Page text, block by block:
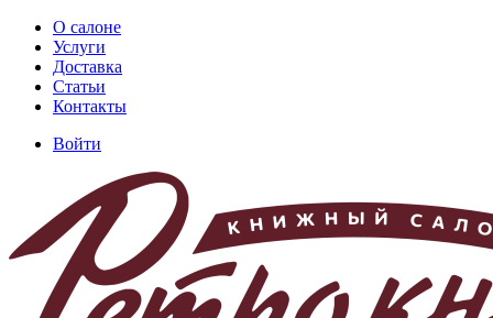
Перейти
основному
содержанию
Основная
навигация
О салоне
Услуги
Доставка
Статьи
Контакты
учётной
записи
пользователя
Войти